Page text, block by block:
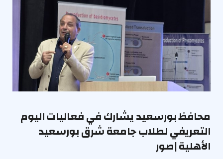
محافظ بورسعيد يشارك في فعاليات اليوم
التعريفي لطلاب جامعة شرق بورسعيد
الأهلية |صور